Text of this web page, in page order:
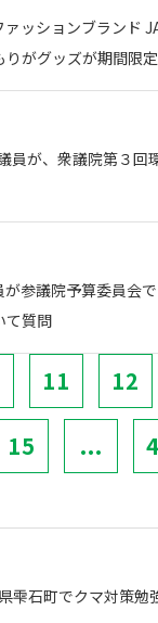
ッションブランド
がグッズが期間限定
員が、衆議院第３回
参議院予算委員会
て質問
11 12
15 ...
雫石町でクマ対策